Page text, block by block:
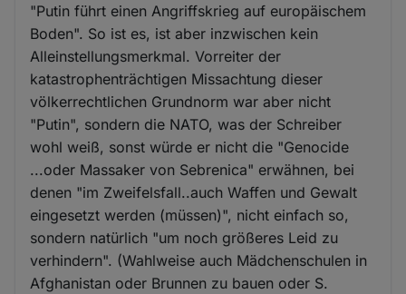
"Putin führt einen Angriffskrieg auf europäischem
Boden". So ist es, ist aber inzwischen kein
Alleinstellungsmerkmal. Vorreiter der
katastrophenträchtigen Missachtung dieser
völkerrechtlichen Grundnorm war aber nicht
"Putin", sondern die NATO, was der Schreiber
wohl weiß, sonst würde er nicht die "Genocide
...oder Massaker von Sebrenica" erwähnen, bei
denen "im Zweifelsfall..auch Waffen und Gewalt
eingesetzt werden (müssen)", nicht einfach so,
sondern natürlich "um noch größeres Leid zu
verhindern". (Wahlweise auch Mädchenschulen in
Afghanistan oder Brunnen zu bauen oder S.